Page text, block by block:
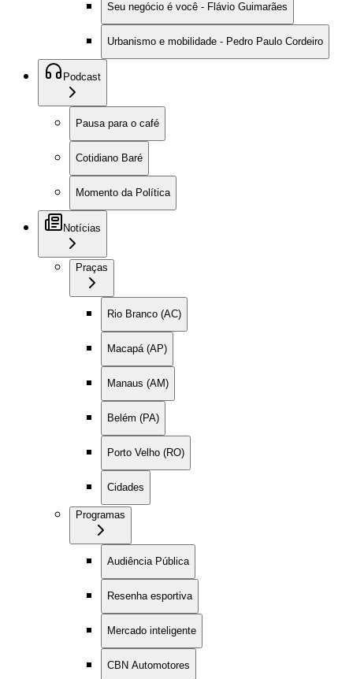
Seu negócio é você - Flávio Guimarães
Urbanismo e mobilidade - Pedro Paulo Cordeiro
Podcast
Pausa para o café
Cotidiano Baré
Momento da Política
Notícias
Praças
Rio Branco (AC)
Macapá (AP)
Manaus (AM)
Belém (PA)
Porto Velho (RO)
Cidades
Programas
Audiência Pública
Resenha esportiva
Mercado inteligente
CBN Automotores